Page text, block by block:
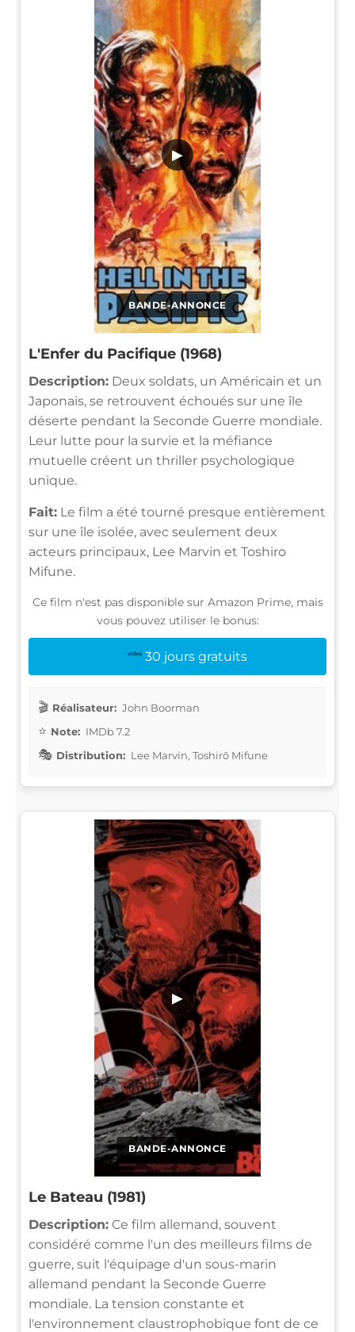
BANDE-ANNONCE
▶
L'Enfer du Pacifique (1968)
Description: Deux soldats, un Américain et un
Japonais, se retrouvent échoués sur une île
déserte pendant la Seconde Guerre mondiale.
Leur lutte pour la survie et la méfiance
mutuelle créent un thriller psychologique
unique.
Fait: Le film a été tourné presque entièrement
sur une île isolée, avec seulement deux
acteurs principaux, Lee Marvin et Toshiro
Mifune.
Ce film n'est pas disponible sur Amazon Prime, mais
vous pouvez utiliser le bonus:
30 jours gratuits
Réalisateur: John Boorman
Note: IMDb 7.2
Distribution: Lee Marvin, Toshirō Mifune
BANDE-ANNONCE
▶
Le Bateau (1981)
Description: Ce film allemand, souvent
considéré comme l'un des meilleurs films de
guerre, suit l'équipage d'un sous-marin
allemand pendant la Seconde Guerre
mondiale. La tension constante et
l'environnement claustrophobique font de ce